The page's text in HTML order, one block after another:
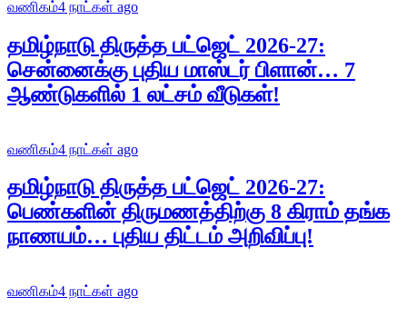
வணிகம்4 நாட்கள் ago
தமிழ்நாடு திருத்த பட்ஜெட் 2026-27:
சென்னைக்கு புதிய மாஸ்டர் பிளான்… 7
ஆண்டுகளில் 1 லட்சம் வீடுகள்!
வணிகம்4 நாட்கள் ago
தமிழ்நாடு திருத்த பட்ஜெட் 2026-27:
பெண்களின் திருமணத்திற்கு 8 கிராம் தங்க
நாணயம்… புதிய திட்டம் அறிவிப்பு!
வணிகம்4 நாட்கள் ago